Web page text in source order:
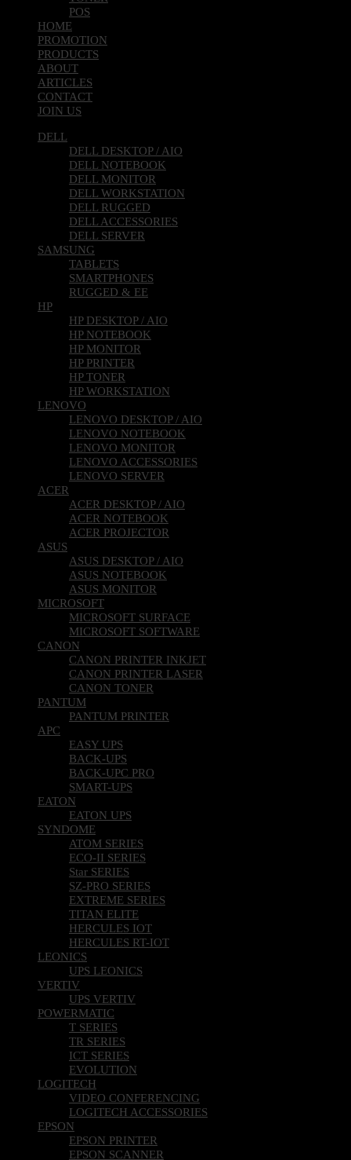
POS
HOME
PROMOTION
PRODUCTS
ABOUT
ARTICLES
CONTACT
JOIN US
DELL
DELL DESKTOP / AIO
DELL NOTEBOOK
DELL MONITOR
DELL WORKSTATION
DELL RUGGED
DELL ACCESSORIES
DELL SERVER
SAMSUNG
TABLETS
SMARTPHONES
RUGGED & EE
HP
HP DESKTOP / AIO
HP NOTEBOOK
HP MONITOR
HP PRINTER
HP TONER
HP WORKSTATION
LENOVO
LENOVO DESKTOP / AIO
LENOVO NOTEBOOK
LENOVO MONITOR
LENOVO ACCESSORIES
LENOVO SERVER
ACER
ACER DESKTOP / AIO
ACER NOTEBOOK
ACER PROJECTOR
ASUS
ASUS DESKTOP / AIO
ASUS NOTEBOOK
ASUS MONITOR
MICROSOFT
MICROSOFT SURFACE
MICROSOFT SOFTWARE
CANON
CANON PRINTER INKJET
CANON PRINTER LASER
CANON TONER
PANTUM
PANTUM PRINTER
APC
EASY UPS
BACK-UPS
BACK-UPC PRO
SMART-UPS
EATON
EATON UPS
SYNDOME
ATOM SERIES
ECO-II SERIES
Star SERIES
SZ-PRO SERIES
EXTREME SERIES
TITAN ELITE
HERCULES IOT
HERCULES RT-IOT
LEONICS
UPS LEONICS
VERTIV
UPS VERTIV
POWERMATIC
T SERIES
TR SERIES
ICT SERIES
EVOLUTION
LOGITECH
VIDEO CONFERENCING
LOGITECH ACCESSORIES
EPSON
EPSON PRINTER
EPSON SCANNER